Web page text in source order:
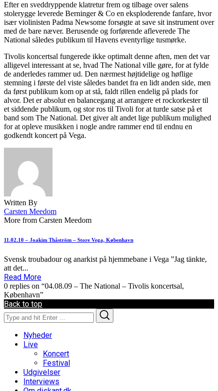
Efter en sveddryppende klatretur frem og tilbage over salens
stolerygge leverede Berninger & Co en eksploderende fanfare, hvor
især violinisten Padma Newsome forsøgte at save sit instrument over
med de bare næver. Berusende og forførende afleverede The
National således publikum til Havens eventyrlige tusmørke.
Tivolis koncertsal fungerede ikke optimalt denne aften, men det var
alligevel interessant at se, hvad The National ville gøre, for at fylde
de anderledes rammer ud. Den nærmest højtidelige og høflige
stemning i første del viste således bandet fra en lidt anden side, men
da først publikum kom op at stå, faldt rillen endelig på plads for
alvor. Det er absolut en balancegang at arrangere et rockorkester til
et siddende publikum, og stor ros til Tivoli for at turde satse på et
band som The National. Det giver alt andet lige publikum mulighed
for at opleve musikken i nogle andre rammer end til endnu en
godkendt koncert på Vega.
Written By
Carsten Meedom
More from Carsten Meedom
11.02.10 – Joakim Thåström – Store Vega, København
Svensk troubadour og anarkist på hjemmebane i Vega ”Jag tänkte,
att det...
Read More
0 replies on “04.08.09 – The National – Tivolis koncertsal,
København”
Back to top
Search
for:
Nyheder
Live
Koncert
Festival
Udgivelser
Interviews